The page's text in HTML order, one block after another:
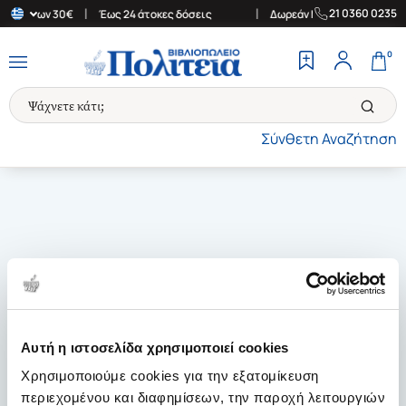
Αυτή η ιστοσελίδα χρησιμοποιεί cookies
Χρησιμοποιούμε cookies για την εξατομίκευση
περιεχομένου και διαφημίσεων, την παροχή λειτουργιών
άνω των 30€ Έως 24 άτοκες δόσεις Δωρεάν Μεταφορικά στην
21 0360 0235
Σύνθετη Αναζήτηση
0